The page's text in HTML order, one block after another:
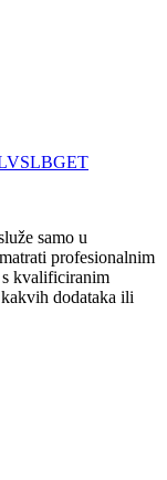
SLBGET
samo u
profesionalnim
s kvalificiranim
dodataka ili